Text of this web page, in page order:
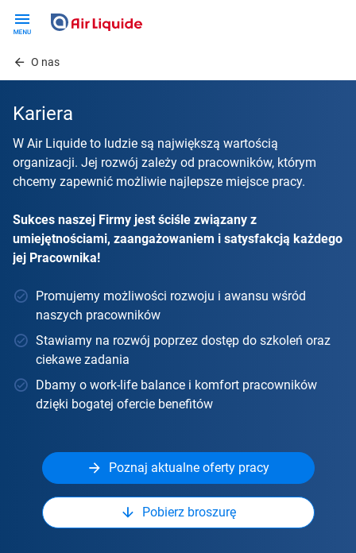
content O nas
Kariera
W Air Liquide to ludzie są największą wartością
organizacji. Jej rozwój zależy od pracowników, którym
chcemy zapewnić możliwie najlepsze miejsce pracy.
Sukces naszej Firmy jest ściśle związany z
umiejętnościami, zaangażowaniem i satysfakcją każdego
jej Pracownika!
Promujemy możliwości rozwoju i awansu wśród
naszych pracowników
Stawiamy na rozwój poprzez dostęp do szkoleń oraz
ciekawe zadania
Dbamy o work-life balance i komfort pracowników
dzięki bogatej ofercie benefitów
Poznaj aktualne oferty pracy
Pobierz broszurę